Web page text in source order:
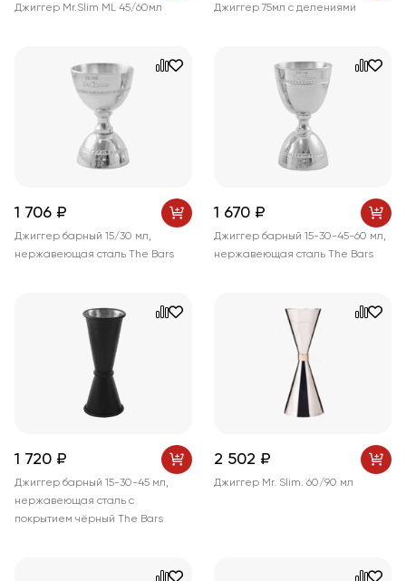
Джиггер Mr.Slim ML 45/60мл Джиггер 75мл с делениями
1 706 ₽
Джиггер барный 15/30 мл,
нержавеющая сталь The Bars
1 670 ₽
Джиггер барный 15-30-45-60 мл,
нержавеющая сталь The Bars
1 720 ₽
Джиггер барный 15-30-45 мл,
нержавеющая сталь с
покрытием чёрный The Bars
2 502 ₽
Джиггер Mr. Slim. 60/90 мл